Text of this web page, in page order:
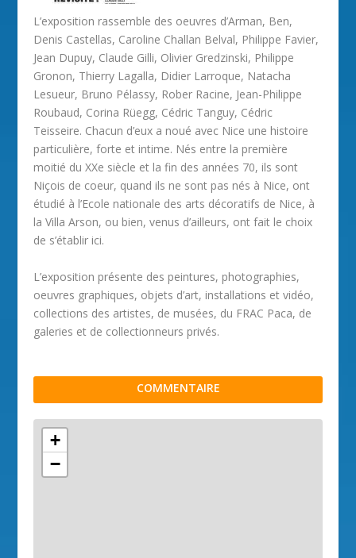
L’exposition rassemble des oeuvres d’Arman, Ben,
Denis Castellas, Caroline Challan Belval, Philippe Favier,
Jean Dupuy, Claude Gilli, Olivier Gredzinski, Philippe
Gronon, Thierry Lagalla, Didier Larroque, Natacha
Lesueur, Bruno Pélassy, Rober Racine, Jean-Philippe
Roubaud, Corina Rüegg, Cédric Tanguy, Cédric
Teisseire. Chacun d’eux a noué avec Nice une histoire
particulière, forte et intime. Nés entre la première
moitié du XXe siècle et la fin des années 70, ils sont
Niçois de coeur, quand ils ne sont pas nés à Nice, ont
étudié à l’Ecole nationale des arts décoratifs de Nice, à
la Villa Arson, ou bien, venus d’ailleurs, ont fait le choix
de s’établir ici.
L’exposition présente des peintures, photographies,
oeuvres graphiques, objets d’art, installations et vidéo,
collections des artistes, de musées, du FRAC Paca, de
galeries et de collectionneurs privés.
COMMENTAIRE
+
−